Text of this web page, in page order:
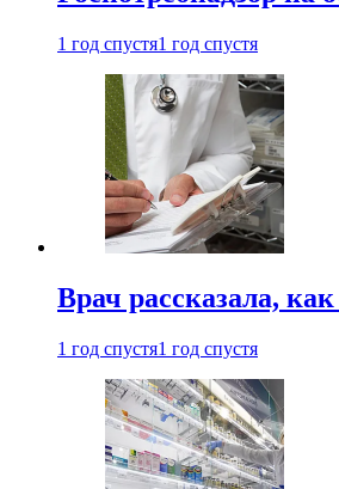
1 год спустя1 год спустя
Врач рассказала,
1 год спустя1 год спустя